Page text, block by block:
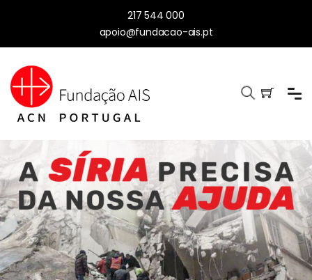
217 544 000
apoio@fundacao-ais.pt